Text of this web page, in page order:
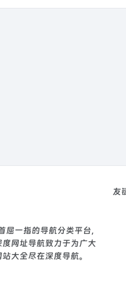
一指的导航分类平台，
网址导航致力于为广大
大全尽在深度导航。
友